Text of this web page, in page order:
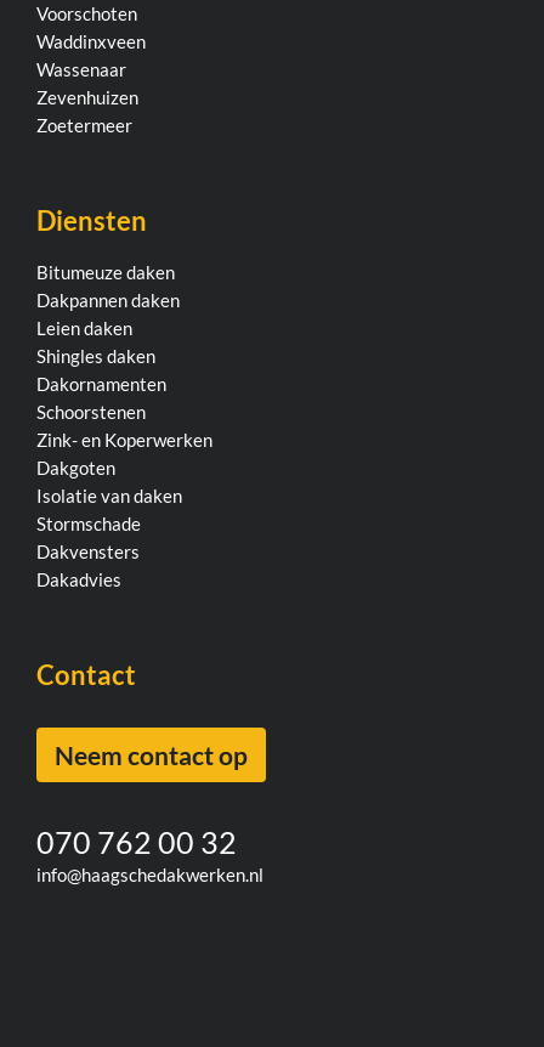
Voorschoten
Waddinxveen
Wassenaar
Zevenhuizen
Zoetermeer
Diensten
Bitumeuze daken
Dakpannen daken
Leien daken
Shingles daken
Dakornamenten
Schoorstenen
Zink- en Koperwerken
Dakgoten
Isolatie van daken
Stormschade
Dakvensters
Dakadvies
Contact
Neem contact op
070 762 00 32
info@haagschedakwerken.nl